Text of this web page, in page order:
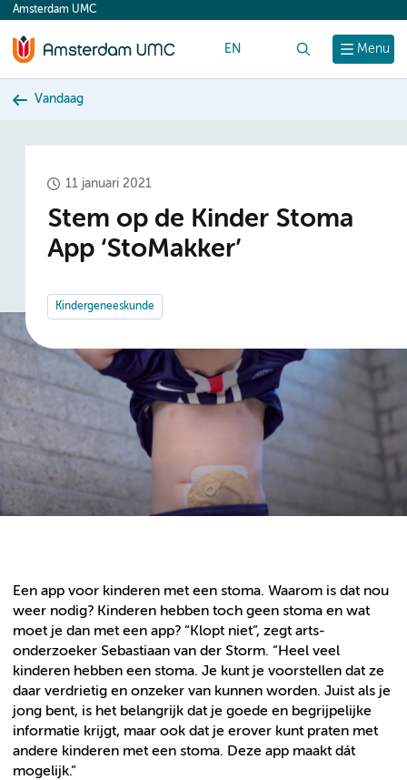
content
Menu
Amsterdam UMC
EN
Vandaag
11 januari 2021
Stem op de Kinder Stoma
App ‘StoMakker’
Kindergeneeskunde
Een app voor kinderen met een stoma. Waarom is dat nou
weer nodig? Kinderen hebben toch geen stoma en wat
moet je dan met een app? “Klopt niet”, zegt arts-
onderzoeker Sebastiaan van der Storm. “Heel veel
kinderen hebben een stoma. Je kunt je voorstellen dat ze
daar verdrietig en onzeker van kunnen worden. Juist als je
jong bent, is het belangrijk dat je goede en begrijpelijke
informatie krijgt, maar ook dat je erover kunt praten met
andere kinderen met een stoma. Deze app maakt dát
mogelijk.”